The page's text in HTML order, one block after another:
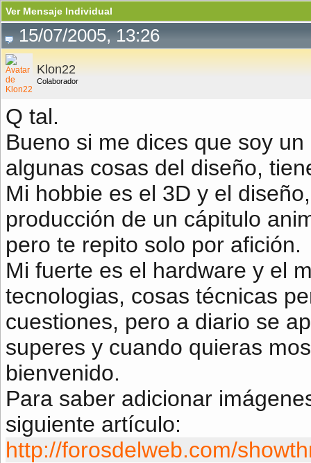
Ver Mensaje Individual
15/07/2005, 13:26
Klon22
Colaborador
Q tal.
Bueno si me dices que soy
algunas cosas del diseño,
Mi hobbie es el 3D y el
producción de un cápitulo
pero te repito solo por afición.
Mi fuerte es el hardware y el
tecnologias, cosas técnicas
cuestiones, pero a diario se
superes y cuando quieras
bienvenido.
Para saber adicionar
siguiente artículo:
http://forosdelweb.com/